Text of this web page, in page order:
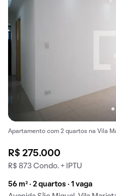
Apartamento com 2 quartos na Vila
R$ 275.000
R$ 873 Condo. + IPTU
56 m² · 2 quartos · 1 vaga